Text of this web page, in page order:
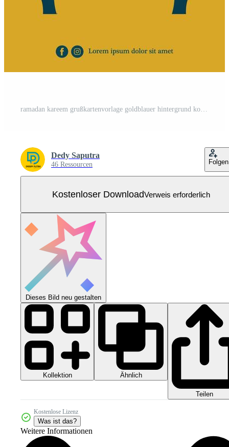
ramadan kareem grußkartenvorlage goldblauer hintergrund kostenloser vektor Kostenloser Vektor
Dedy Saputra
46 Ressourcen Folgen
Kostenloser DownloadVerweis erforderlich
Dieses Bild neu gestalten
Kollektion Ähnlich
Teilen
Kostenlose Lizenz
Was ist das?
Weitere Informationen